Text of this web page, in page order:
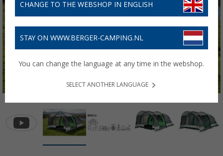
CHANGE TO THE WEBSHOP IN ENGLISH
STAY ON WWW.BERGER-CAMPING.NL
You can change the language at any time in the webshop.
SELECT ANOTHER LANGUAGE